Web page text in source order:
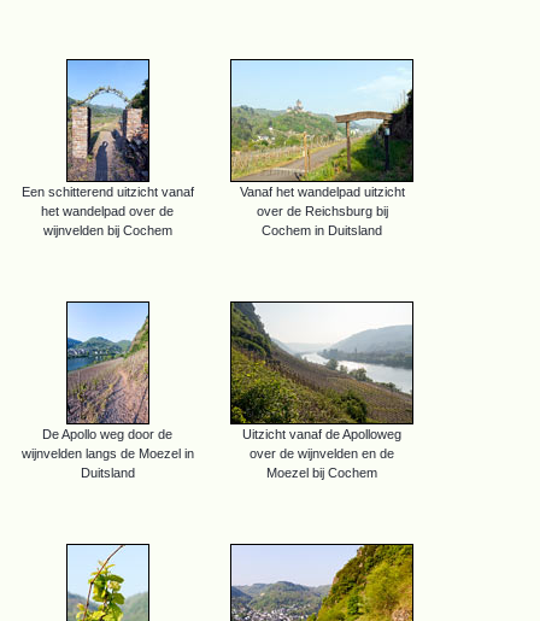
Een schitterend uitzicht vanaf
het wandelpad over de
wijnvelden bij Cochem
Vanaf het wandelpad uitzicht
over de Reichsburg bij
Cochem in Duitsland
De Apollo weg door de
wijnvelden langs de Moezel in
Duitsland
Uitzicht vanaf de Apolloweg
over de wijnvelden en de
Moezel bij Cochem